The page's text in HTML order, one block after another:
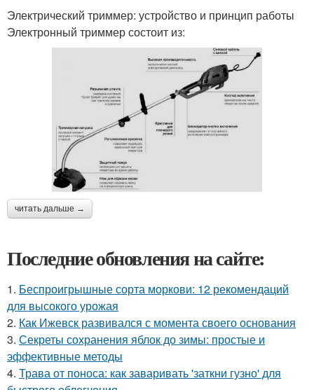
Электрический триммер: устройство и принцип работы
Электронный триммер состоит из:
читать дальше →
Последние обновления на сайте:
1. Беспроигрышные сорта моркови: 12 рекомендаций
для высокого урожая
2. Как Ижевск развивался с момента своего основания
3. Секреты сохранения яблок до зимы: простые и
эффективные методы
4. Трава от поноса: как заваривать 'заткни гузно' для